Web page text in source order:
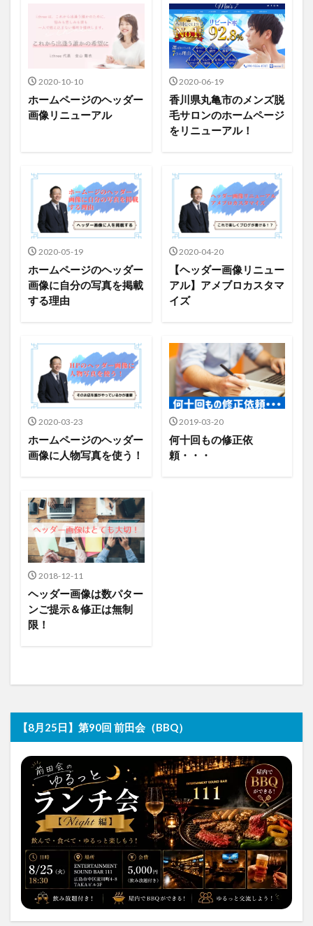
2020-10-10
ホームページのヘッダー
画像リニューアル
2020-06-19
香川県丸亀市のメンズ脱
毛サロンのホームページ
をリニューアル！
2020-05-19
ホームページのヘッダー
画像に自分の写真を掲載
する理由
2020-04-20
【ヘッダー画像リニュー
アル】アメブロカスタマ
イズ
2020-03-23
ホームページのヘッダー
画像に人物写真を使う！
2019-03-20
何十回もの修正依
頼・・・
2018-12-11
ヘッダー画像は数パター
ンご提示＆修正は無制
限！
【8月25日】第90回 前田会（BBQ）